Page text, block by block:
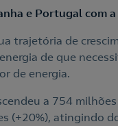
e Portugal com
trajetória de
de que
de energia.
a 754
(+20%), atingindo